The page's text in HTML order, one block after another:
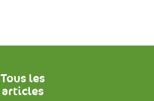
Tous les
articles